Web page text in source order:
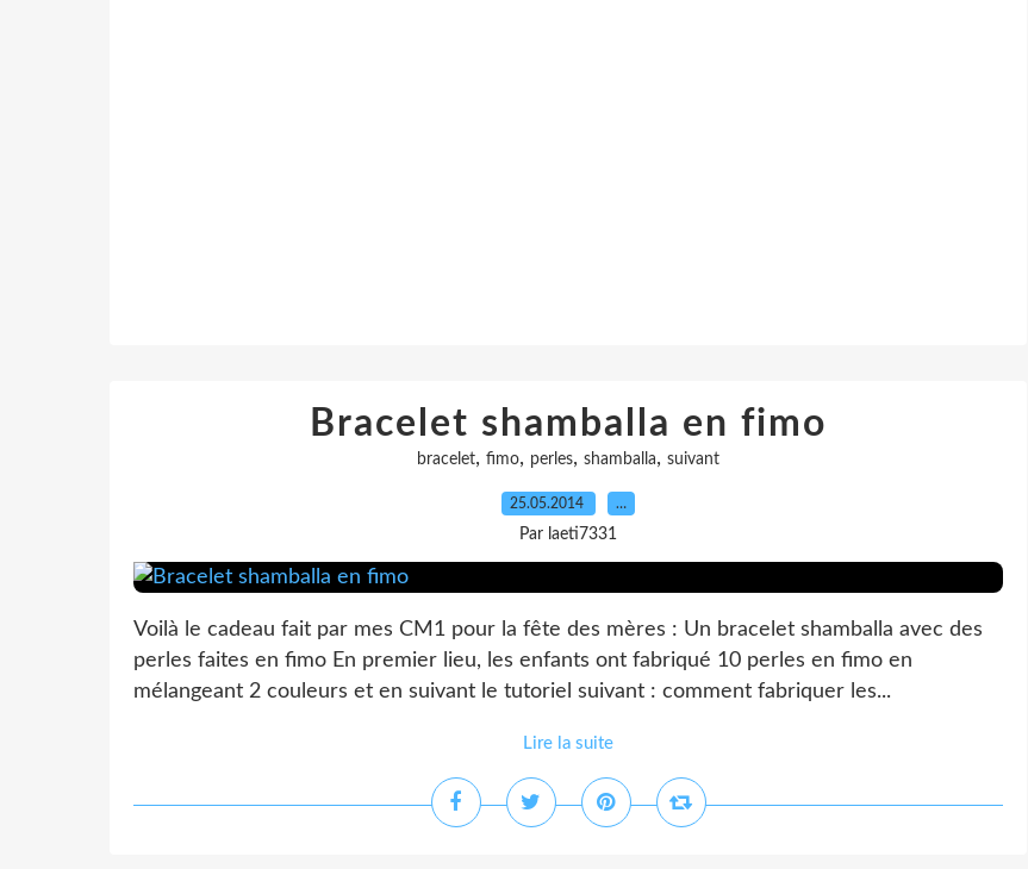
Bracelet shamballa en fimo
bracelet, fimo, perles, shamballa, suivant
25.05.2014 …
Par laeti7331
Voilà le cadeau fait par mes CM1 pour la fête des mères : Un bracelet shamballa avec des
perles faites en fimo En premier lieu, les enfants ont fabriqué 10 perles en fimo en
mélangeant 2 couleurs et en suivant le tutoriel suivant : comment fabriquer les...
Lire la suite